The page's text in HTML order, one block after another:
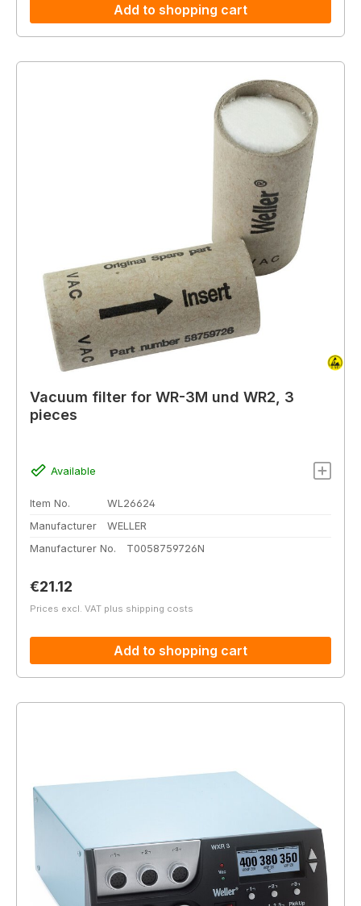
Add to shopping cart
Vacuum filter for WR-3M und WR2, 3
pieces
Available
Item No.
WL26624
Manufacturer
WELLER
Manufacturer No.
T0058759726N
Regular price:
€21.12
Prices excl. VAT plus shipping costs
Add to shopping cart